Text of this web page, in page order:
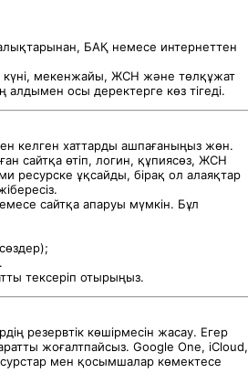
БАҚ немесе интернеттен
күні, мекенжайы, ЖСН және төлқұжат
осы деректерге көз тігеді.
келген хаттарды ашпағаныңыз жөн.
сайтқа өтіп, логин, құпиясөз, ЖСН
ресурске ұқсайды, бірақ ол алаяқтар
сайтқа апаруы мүмкін. Бұл
тексеріп отырыңыз.
резервтік көшірмесін жасау. Егер
жоғалтпайсыз. Google One, iCloud,
мен қосымшалар көмектесе